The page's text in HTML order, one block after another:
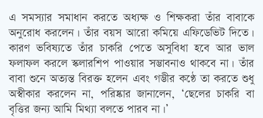
এ সমস্যার সমাধান করতে অধ্যক্ষ ও শিক্ষকরা তাঁর বাবাকে
অনুরোধ করলেন। তাঁর বয়স আরো কমিয়ে এফিডেভিট দিতে।
কারণ ভবিষ্যতে তাঁর চাকরি পেতে অসুবিধা হবে আর ভাল
ফলাফল করলে স্কলারশিপ পাওয়ার সম্ভাবনাও থাকবে না। তাঁর
বাবা শুনে অত্যন্ত বিরক্ত হলেন এবং গম্ভীর কণ্ঠে তা করতে শুধু
অস্বীকার করলেন না, পরিষ্কার জানালেন, ‘ছেলের চাকরি বা
বৃত্তির জন্য আমি মিথ্যা বলতে পারব না।’